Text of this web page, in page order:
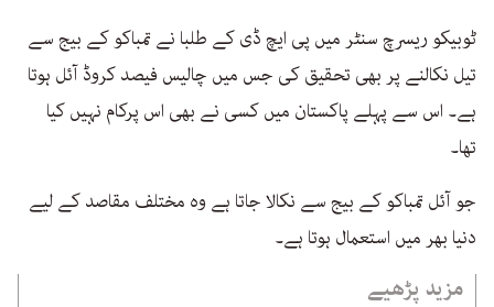
ٹوبیکو ریسرچ سنٹر میں پی ایچ ڈی کے طلبا نے تمباکو کے بیج سے
تیل نکالنے پر بھی تحقیق کی جس میں چالیس فیصد کروڈ آئل ہوتا
ہے۔ اس سے پہلے پاکستان میں کسی نے بھی اس پرکام نہیں کیا
تھا۔
جو آئل تمباکو کے بیج سے نکالا جاتا ہے وہ مختلف مقاصد کے لیے
دنیا بھر میں استعمال ہوتا ہے۔
مزید پڑھیے